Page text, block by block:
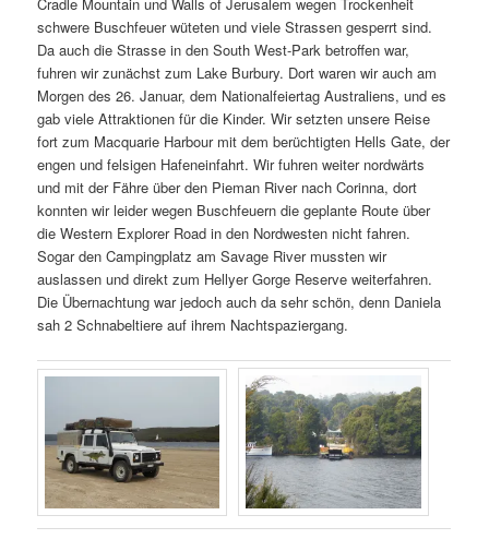
Cradle Mountain und Walls of Jerusalem wegen Trockenheit
schwere Buschfeuer wüteten und viele Strassen gesperrt sind.
Da auch die Strasse in den South West-Park betroffen war,
fuhren wir zunächst zum Lake Burbury. Dort waren wir auch am
Morgen des 26. Januar, dem Nationalfeiertag Australiens, und es
gab viele Attraktionen für die Kinder. Wir setzten unsere Reise
fort zum Macquarie Harbour mit dem berüchtigten Hells Gate, der
engen und felsigen Hafeneinfahrt. Wir fuhren weiter nordwärts
und mit der Fähre über den Pieman River nach Corinna, dort
konnten wir leider wegen Buschfeuern die geplante Route über
die Western Explorer Road in den Nordwesten nicht fahren.
Sogar den Campingplatz am Savage River mussten wir
auslassen und direkt zum Hellyer Gorge Reserve weiterfahren.
Die Übernachtung war jedoch auch da sehr schön, denn Daniela
sah 2 Schnabeltiere auf ihrem Nachtspaziergang.